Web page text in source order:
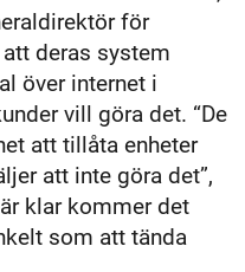
för
deras system
över internet i
vill göra det. “De
att tillåta enheter
att inte göra det”,
klar kommer det
som att tända